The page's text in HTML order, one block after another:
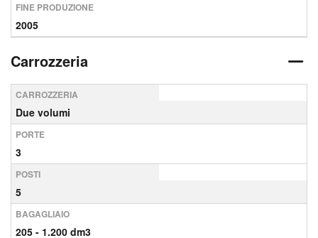
FINE PRODUZIONE
2005
Carrozzeria
CARROZZERIA
Due volumi
PORTE
3
POSTI
5
BAGAGLIAIO
205 - 1.200 dm3